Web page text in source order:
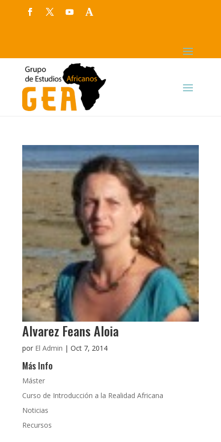
Alvarez Feans Aloia
por El Admin | Oct 7, 2014
Más Info
Máster
Curso de Introducción a la Realidad Africana
Noticias
Recursos